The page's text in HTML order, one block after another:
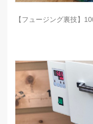
【フュージング裏技】